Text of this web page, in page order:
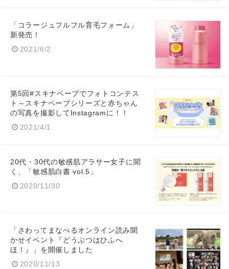
「コラージュフルフル育毛フォーム」
新発売！
2021/6/2
第5回#スキナベーブでフォトコンテス
ト～スキナベーブシリーズと赤ちゃん
の写真を撮影してInstagramに！！
2021/4/1
20代・30代の敏感肌アラサー女子に聞
く、「敏感肌白書 vol.5」
2020/11/30
「さわってまなべるオンライン読み聞
かせイベント『どうぶつはひふへ
ほ！』」を開催しました
2020/11/13